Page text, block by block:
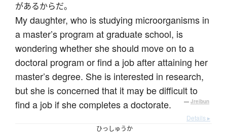
があるからだ。
My daughter, who is studying microorganisms in
a master’s program at graduate school, is
wondering whether she should move on to a
doctoral program or find a job after attaining her
master’s degree. She is interested in research,
but she is concerned that it may be difficult to
find a job if she completes a doctorate.
— Jreibun
Details ▸
ひっしゅうか